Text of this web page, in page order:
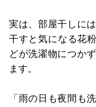
実は、部屋干しに
干すと気になる花
どが洗濯物につか
ます。
「雨の日も夜間も